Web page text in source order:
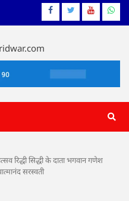
Facebook
TwitterYouTube
रिद्धी सिद्धी के दाता भगवान गणेश
सरस्वती